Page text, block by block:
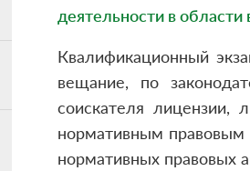
деятельности в области
Квалификационный
вещание, по
соискателя лицензии,
нормативным правовым
нормативных правовых